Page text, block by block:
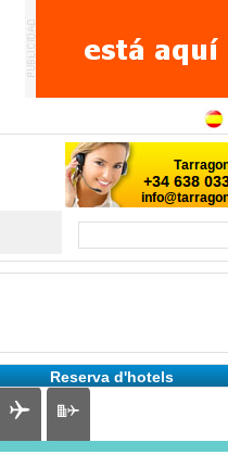
Reserva d'hotels